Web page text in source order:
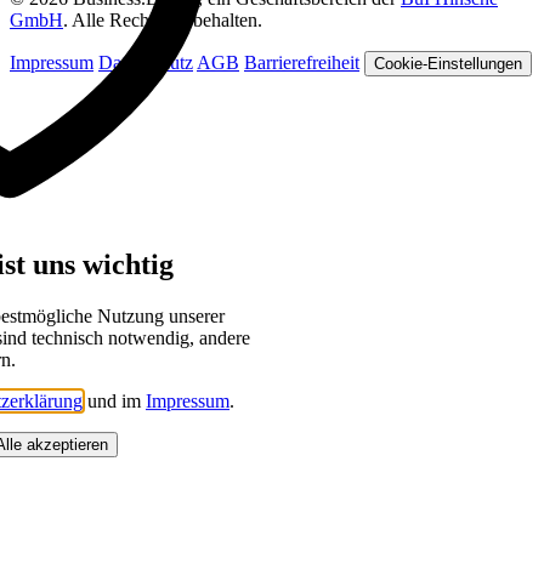
GmbH. Alle Rechte vorbehalten.
Impressum Datenschutz AGB Barrierefreiheit Cookie-Einstellungen
uns wichtig
Nutzung unserer
technisch notwendig, andere
und im Impressum.
akzeptieren